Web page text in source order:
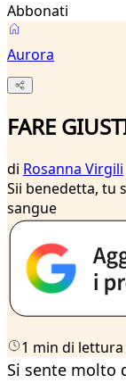
Abbonati
Aurora
FARE
di Rosanna Virgili
Sii benedetta, tu
sangue
1 min di lettura
Si sente molto